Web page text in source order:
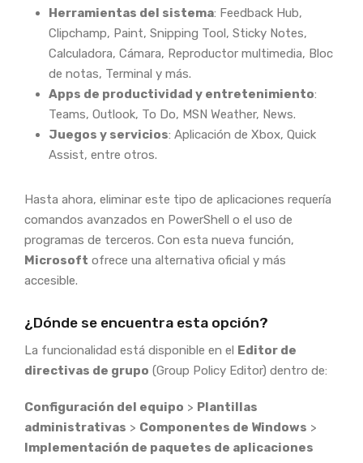
Herramientas del sistema: Feedback Hub,
Clipchamp, Paint, Snipping Tool, Sticky Notes,
Calculadora, Cámara, Reproductor multimedia, Bloc
de notas, Terminal y más.
Apps de productividad y entretenimiento:
Teams, Outlook, To Do, MSN Weather, News.
Juegos y servicios: Aplicación de Xbox, Quick
Assist, entre otros.
Hasta ahora, eliminar este tipo de aplicaciones requería
comandos avanzados en PowerShell o el uso de
programas de terceros. Con esta nueva función,
Microsoft ofrece una alternativa oficial y más
accesible.
¿Dónde se encuentra esta opción?
La funcionalidad está disponible en el
Editor de
directivas de grupo (Group Policy Editor) dentro de:
Configuración del equipo > Plantillas
administrativas > Componentes de Windows >
Implementación de paquetes de aplicaciones